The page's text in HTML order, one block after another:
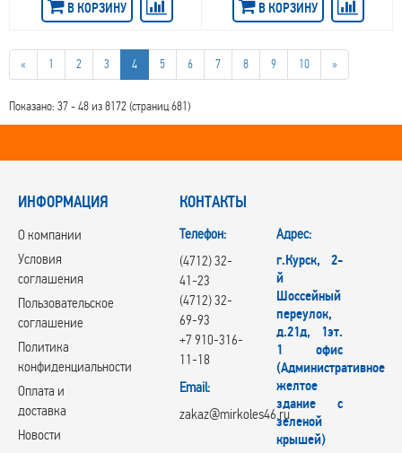
Replica Ford
Replica Hyundai
Replica Jac
RepliKey
Rial
RPLC
RW
Skad
Steger
SUNRISE GROUP
TGRACING
Trebl
Venti
Vianor
VISSOL
X-Race
XinFA
В КОРЗИНУ В КОРЗИНУ
« 1 2 3 4 5 6 7 8 9 10 »
Показано: 37 - 48 из 8172 (страниц 681)
ИНФОРМАЦИЯ
О компании
Условия
соглашения
Пользовательское
соглашение
Политика
конфиденциальности
Оплата и
доставка
Новости
КОНТАКТЫ
Телефон:
(4712) 32-
41-23
(4712) 32-
69-93
+7 910-316-
11-18
Email:
zakaz@mirkoles46.ru
Адрес:
г.Курск, 2-
й
Шоссейный
переулок,
д.21д, 1эт.
1 офис
(Административное
желтое
здание с
зеленой
крышей)